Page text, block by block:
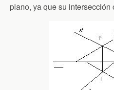
plano, ya que su